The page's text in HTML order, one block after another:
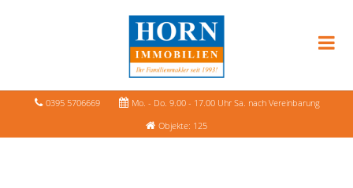
0395 5706669
Mo. - Do. 9.00 - 17.00 Uhr Sa. nach Vereinbarung
Objekte: 125